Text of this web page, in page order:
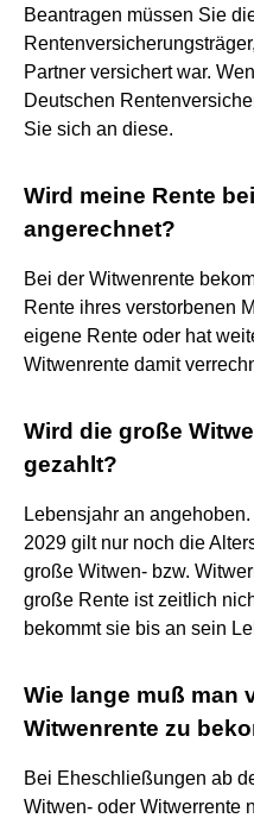
Beantragen müssen Sie
Partner versichert war.
Deutschen
Sie sich an diese.
Wird meine Rente
angerechnet?
Bei der Witwenrente
Rente ihres verstorbenen
eigene Rente oder hat
Witwenrente damit
Wird die große
gezahlt?
Lebensjahr an
2029 gilt nur noch die
große Witwen- bzw.
große Rente ist zeitlich
bekommt sie bis an sein
Wie lange muß man
Witwenrente zu
Bei Eheschließungen ab
Witwen- oder Witwerrente